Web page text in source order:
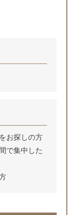
お探しの方
で集中した